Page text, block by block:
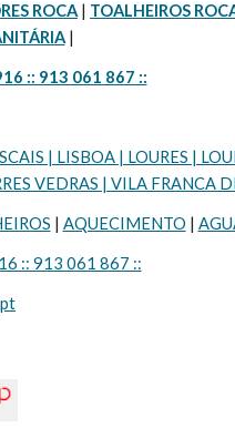
ROCA | TOALHEIROS
|
:: 913 061 867 ::
| LISBOA | LOURES |
VEDRAS | VILA FRANCA
| AQUECIMENTO |
:: 913 061 867 ::